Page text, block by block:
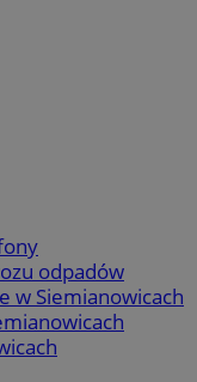
odpadów
w Siemianowicach